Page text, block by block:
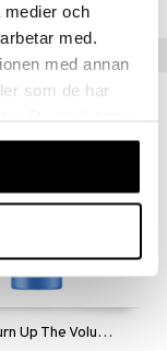
medier och
med.
med annan
som de har
vår webbplats.
b. fresh Turn Up The Volume - Shampoo